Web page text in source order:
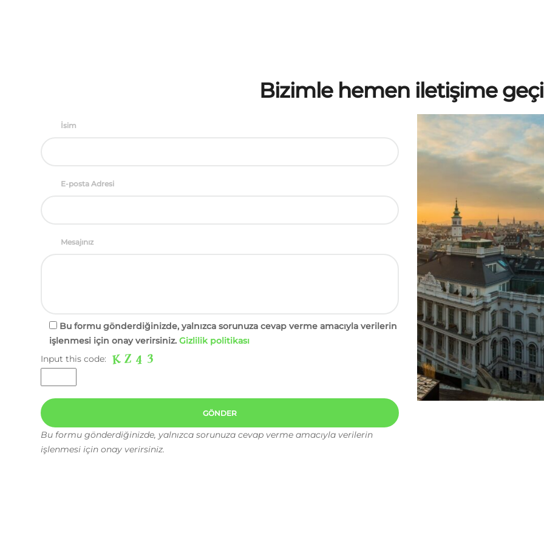
Bizimle hemen iletişime
İsim
E-posta Adresi
Mesajınız
Bu formu gönderdiğinizde, yalnızca sorunuza cevap verme amacıyla verilerin
işlenmesi için onay verirsiniz. Gizlilik politikası
Input this code:
Bu formu gönderdiğinizde, yalnızca sorunuza cevap verme amacıyla verilerin
işlenmesi için onay verirsiniz.